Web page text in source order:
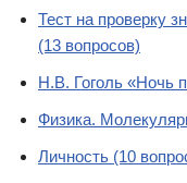
Тест на проверку
(13 вопросов)
Н.В. Гоголь «Ночь
Физика.
Личность (10